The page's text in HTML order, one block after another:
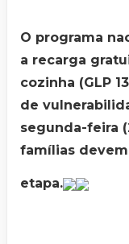
O programa
a recarga
cozinha (GLP
de
segunda-feira
famílias
etapa.